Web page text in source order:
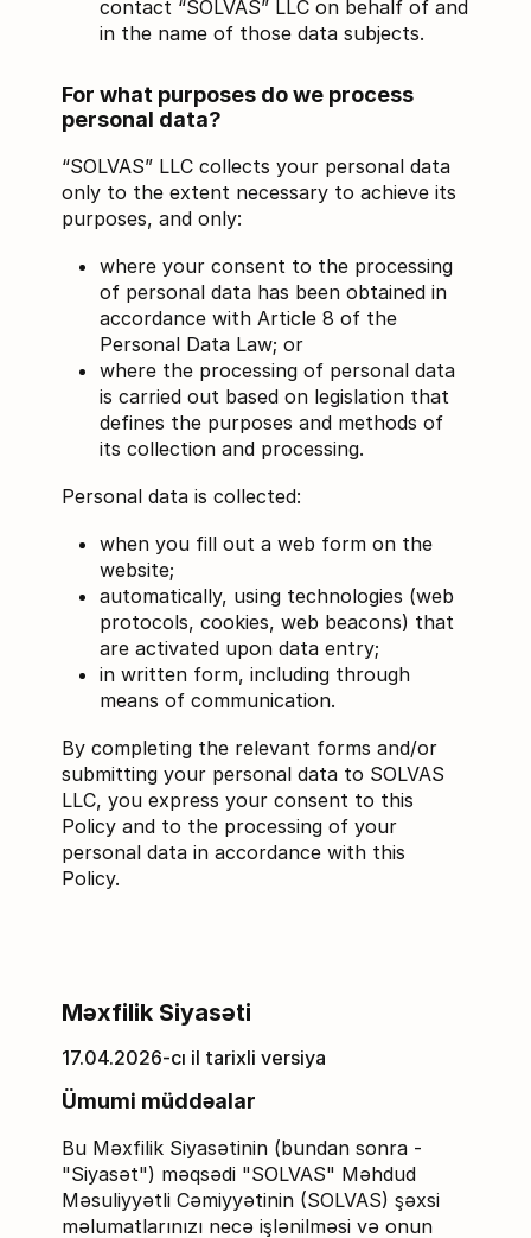
contact “SOLVAS” LLC on behalf of and
in the name of those data subjects.
For what purposes do we process
personal data?
“SOLVAS” LLC collects your personal data
only to the extent necessary to achieve its
purposes, and only:
where your consent to the processing
of personal data has been obtained in
accordance with Article 8 of the
Personal Data Law; or
where the processing of personal data
is carried out based on legislation that
defines the purposes and methods of
its collection and processing.
Personal data is collected:
when you fill out a web form on the
website;
automatically, using technologies (web
protocols, cookies, web beacons) that
are activated upon data entry;
in written form, including through
means of communication.
By completing the relevant forms and/or
submitting your personal data to SOLVAS
LLC, you express your consent to this
Policy and to the processing of your
personal data in accordance with this
Policy.
Məxfilik Siyasəti
17.04.2026-cı il tarixli versiya
Ümumi müddəalar
Bu Məxfilik Siyasətinin (bundan sonra -
"Siyasət") məqsədi "SOLVAS" Məhdud
Məsuliyyətli Cəmiyyətinin (SOLVAS) şəxsi
məlumatlarınızı necə işlənilməsi və onun